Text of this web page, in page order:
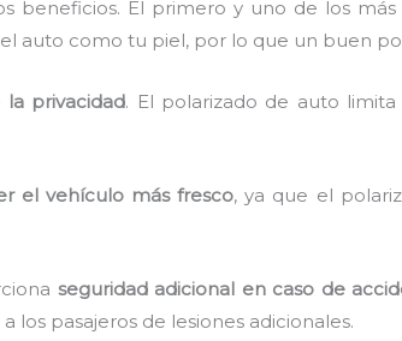
beneficios. El primero y uno de los
auto como tu piel, por lo que un buen
privacidad. El polarizado de auto
el vehículo más fresco, ya que el
seguridad adicional en caso de
los pasajeros de lesiones adicionales.